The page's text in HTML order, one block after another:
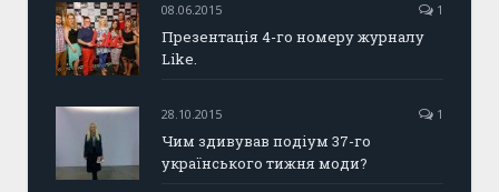
08.06.2015 1
Презентація 4-го номеру журналу
Like.
28.10.2015 1
Чим здивував подіум 37-го
українського тижня моди?